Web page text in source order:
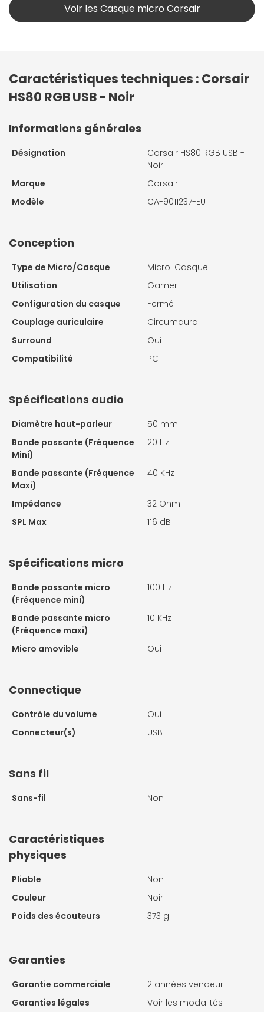
Voir les Casque micro Corsair
Caractéristiques techniques : Corsair
HS80 RGB USB - Noir
Informations générales
Désignation
Corsair HS80 RGB USB -
Noir
Marque
Corsair
Modèle
CA-9011237-EU
Conception
Type de Micro/Casque
Micro-Casque
Utilisation
Gamer
Configuration du casque
Fermé
Couplage auriculaire
Circumaural
Surround
Oui
Compatibilité
PC
Spécifications audio
Diamètre haut-parleur
50 mm
Bande passante (Fréquence
Mini)
20 Hz
Bande passante (Fréquence
Maxi)
40 KHz
Impédance
32 Ohm
SPL Max
116 dB
Spécifications micro
Bande passante micro
(Fréquence mini)
100 Hz
Bande passante micro
(Fréquence maxi)
10 KHz
Micro amovible Oui
Connectique
Contrôle du volume
Oui
Connecteur(s)
USB
Sans fil
Sans-fil Non
Caractéristiques
physiques
Pliable
Non
Couleur
Noir
Poids des écouteurs
373 g
Garanties
Garantie commerciale
2 années vendeur
Garanties légales
Voir les modalités